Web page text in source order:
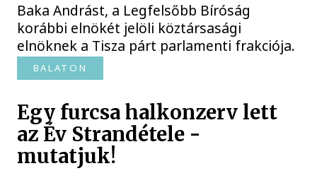
Baka Andrást, a Legfelsőbb Bíróság
korábbi elnökét jelöli köztársasági
elnöknek a Tisza párt parlamenti frakciója.
BALATON
Egy furcsa halkonzerv lett
az Év Strandétele -
mutatjuk!